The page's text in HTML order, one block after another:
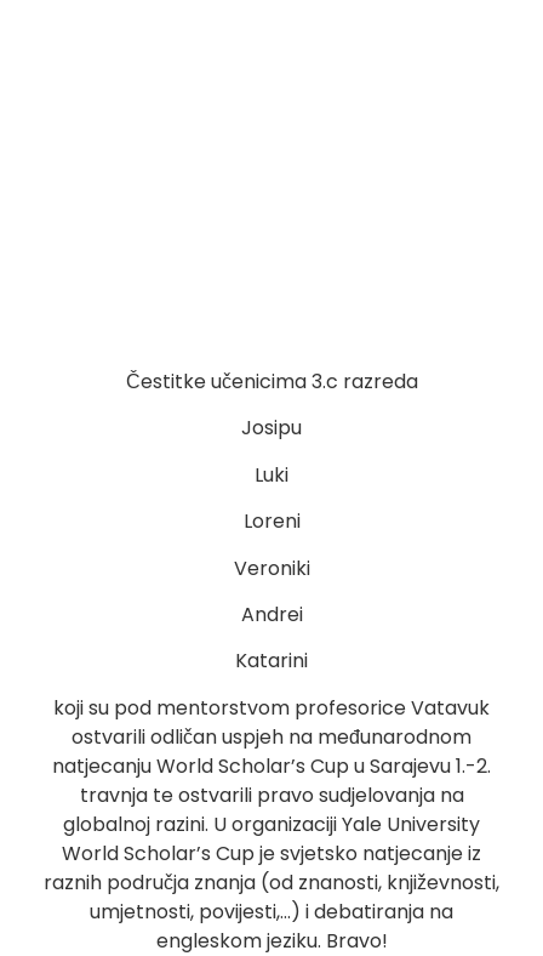
Čestitke učenicima 3.c razreda
Josipu
Luki
Loreni
Veroniki
Andrei
Katarini
koji su pod mentorstvom profesorice Vatavuk
ostvarili odličan uspjeh na međunarodnom
natjecanju World Scholar’s Cup u Sarajevu 1.-2.
travnja te ostvarili pravo sudjelovanja na
globalnoj razini. U organizaciji Yale University
World Scholar’s Cup je svjetsko natjecanje iz
raznih područja znanja (od znanosti, književnosti,
umjetnosti, povijesti,…) i debatiranja na
engleskom jeziku. Bravo!